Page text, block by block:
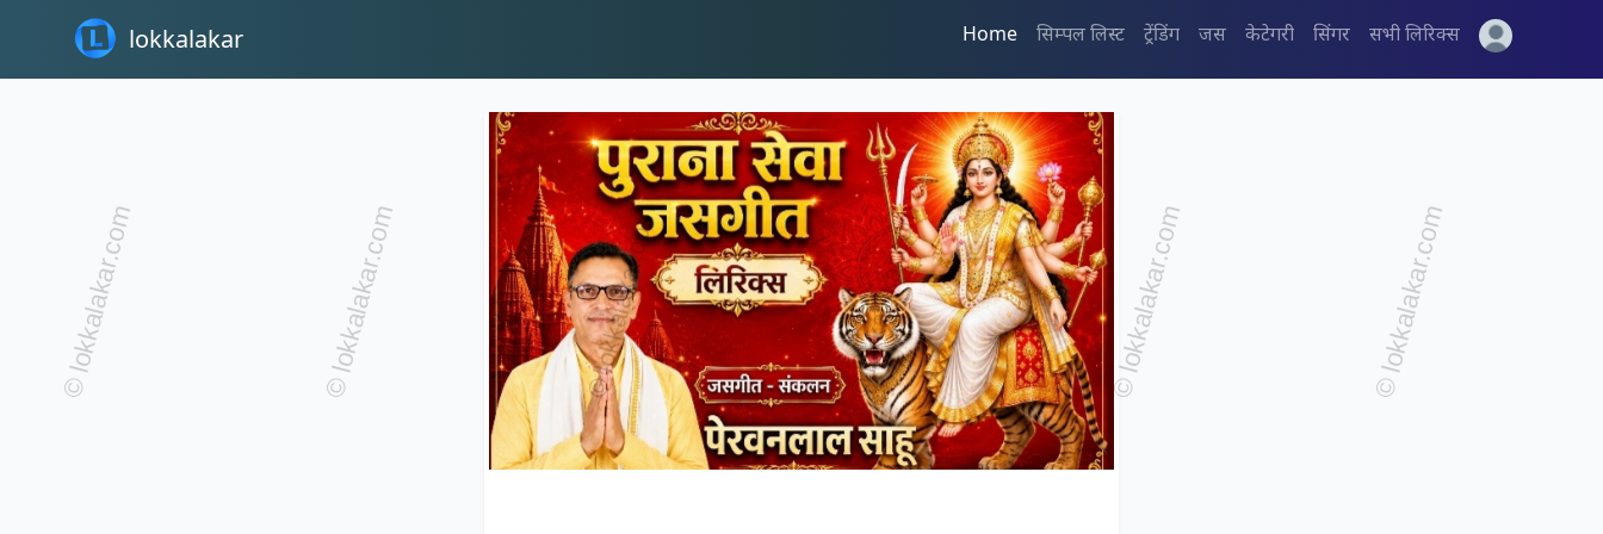
lokkalakar Home सिम्पल लिस्ट ट्रेंडिंग जस केटेगरी सिंगर सभी लिरिक्स